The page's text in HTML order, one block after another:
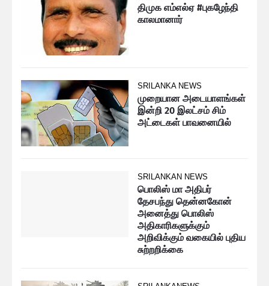
திமுக எம்எல்ஏ #புகழேந்தி
காலமானார்
SRILANKA NEWS
முறையான அடையாளங்கள்
இன்றி 20 இலட்சம் சிம்
அட்டைகள் பாவனையில்
SRILANKAN NEWS
பொலிஸ் மா அதிபர்
தேசபந்து தென்னகோன்
அனைத்து பொலிஸ்
அதிகாரிகளுக்கும்
அறிவிக்கும் வகையில் புதிய
சுற்றறிக்கை